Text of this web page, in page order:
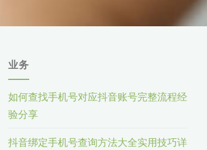
业务
如何查找手机号对应抖音账号完整流程经
验分享
抖音绑定手机号查询方法大全实用技巧详